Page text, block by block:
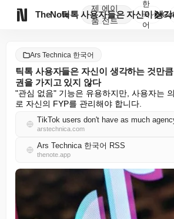
TheNote
제
품
에이
전트
한
국
어
Ars Technica 한국어
틱톡 사용자들은 자신이 생각하는 것만
권을 가지고 있지 않다
"관심 없음" 기능은 유용하지만, 사용자는
로 자신의 FYP를 관리해야 합니다.
arstechnica.com
Ars Technica 한국어 RSS
thenote.app